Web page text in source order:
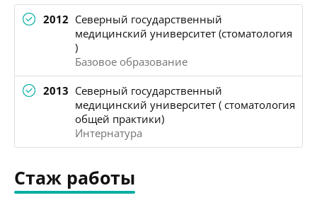
2012 Северный государственный
медицинский университет (стоматология
)
Базовое образование
2013 Северный государственный
медицинский университет ( стоматология
общей практики)
Интернатура
Стаж работы